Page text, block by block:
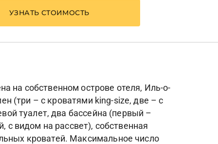
УЗНАТЬ СТОИМОСТЬ
на собственном острове отеля, Иль-о-
(три – с кроватями king-size, две – с
туалет, два бассейна (первый –
с видом на рассвет), собственная
кроватей. Максимальное число